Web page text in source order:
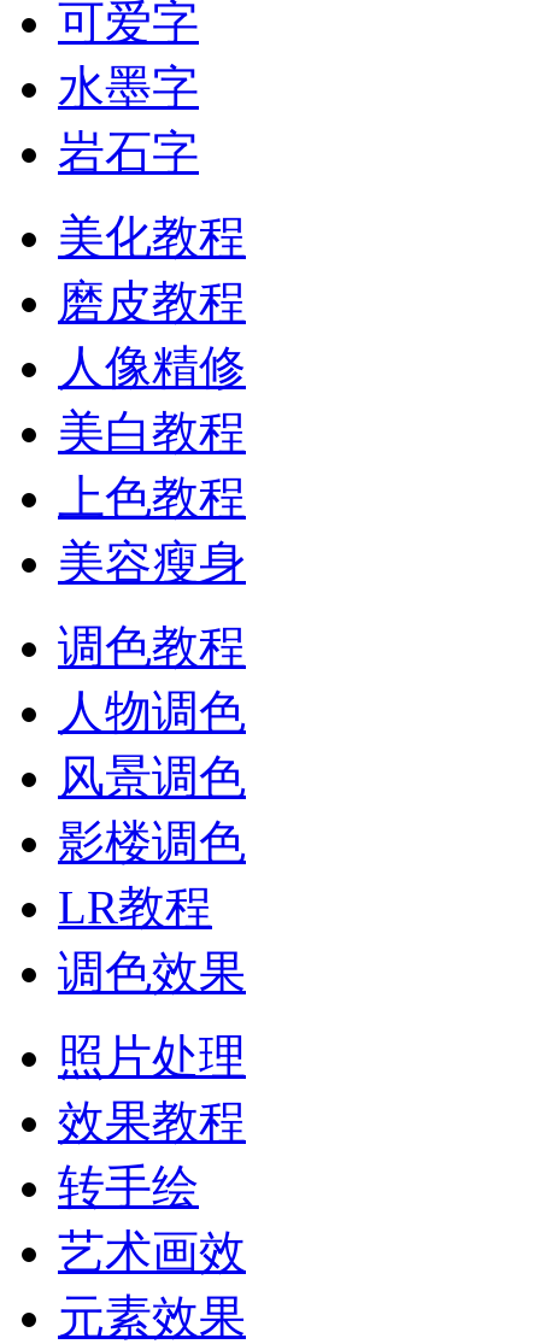
可爱字
水墨字
岩石字
美化教程
磨皮教程
人像精修
美白教程
上色教程
美容瘦身
调色教程
人物调色
风景调色
影楼调色
LR教程
调色效果
照片处理
效果教程
转手绘
艺术画效
元素效果